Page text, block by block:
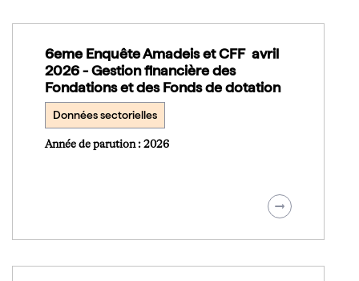
6eme Enquête Amadeis et CFF avril
2026 - Gestion financière des
Fondations et des Fonds de dotation
Données sectorielles
Année de parution : 2026